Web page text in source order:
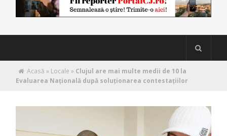
Acasă » Locale » Clujul are mai multe medii de 10 la
Evaluarea Națională după soluționarea contestațiilor